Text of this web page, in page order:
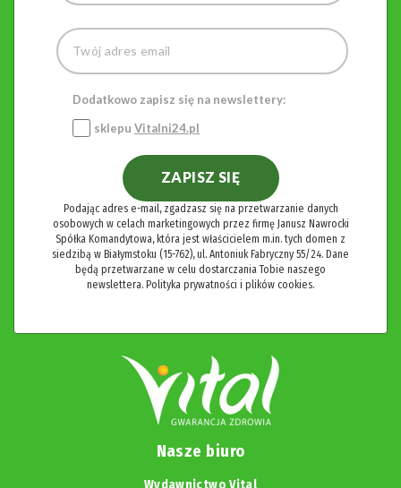
Dodatkowo zapisz się na newslettery:
sklepu Vitalni24.pl
ZAPISZ SIĘ
Podając adres e-mail, zgadzasz się na przetwarzanie danych
osobowych w celach marketingowych przez firmę Janusz Nawrocki
Spółka Komandytowa, która jest właścicielem m.in. tych domen z
siedzibą w Białymstoku (15-762), ul. Antoniuk Fabryczny 55/24. Dane
będą przetwarzane w celu dostarczania Tobie naszego
newslettera. Polityka prywatności i plików cookies.
Nasze biuro
Wydawnictwo Vital